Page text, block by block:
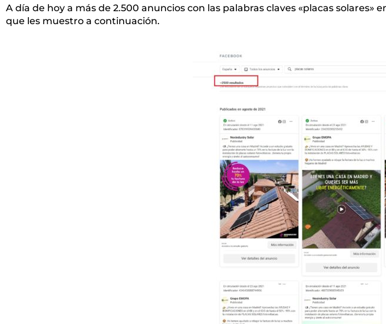
A día de hoy a más de 2.500 anuncios con las palabras claves «placas
que les muestro a continuación.